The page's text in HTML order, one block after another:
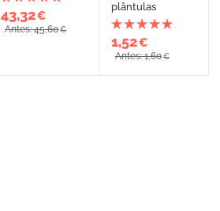
43,32€
Antes: 45,60€
plântulas
1,52€
Antes: 1,60€